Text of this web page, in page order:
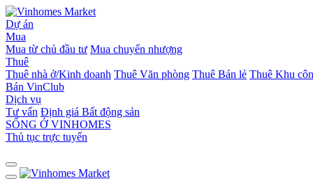
Dự án
Mua
Mua từ chủ đầu tư Mua chuyển nhượng
Thuê
Thuê nhà ở/Kinh doanh Thuê Văn phòng Thuê Bán lẻ Thuê Khu
Bán VinClub
Dịch vụ
Tư vấn Định giá Bất động sản
SỐNG Ở VINHOMES
Thủ tục trực tuyến